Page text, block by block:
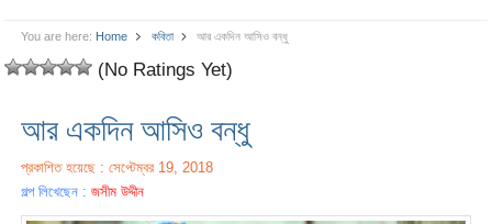
You are here: Home কবিতা আর একদিন আসিও বন্ধু
(No Ratings Yet)
আর একদিন আসিও বন্ধু
প্রকাশিত হয়েছে : সেপ্টেম্বর 19, 2018
গল্প লিখেছেন :জসীম উদ্দীন